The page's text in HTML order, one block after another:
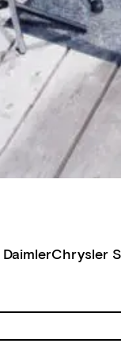
DaimlerChrysler